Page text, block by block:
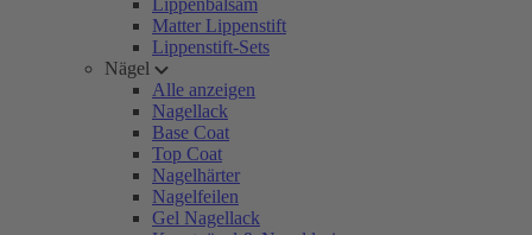
Lippenbalsam
Matter Lippenstift
Lippenstift-Sets
Nägel
Alle anzeigen
Nagellack
Base Coat
Top Coat
Nagelhärter
Nagelfeilen
Gel Nagellack